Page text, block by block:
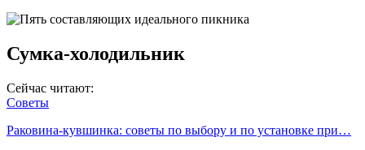
Сумка-холодильник
Сейчас читают:
Советы
Раковина-кувшинка: советы по выбору и по установке при…